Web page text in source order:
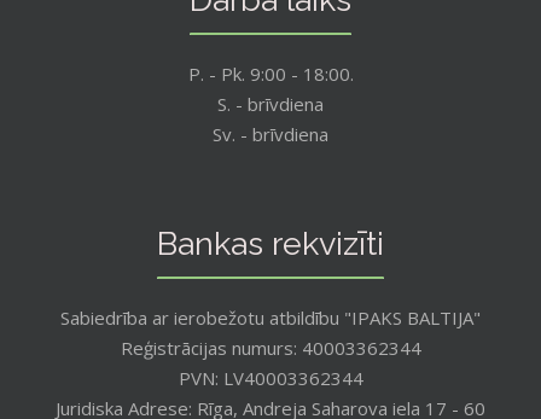
P. - Pk. 9:00 - 18:00.
S. - brīvdiena
Sv. - brīvdiena
Bankas rekvizīti
Sabiedrība ar ierobežotu atbildību "IPAKS BALTIJA"
Reģistrācijas numurs: 40003362344
PVN: LV40003362344
Juridiska Adrese: Rīga, Andreja Saharova iela 17 - 60